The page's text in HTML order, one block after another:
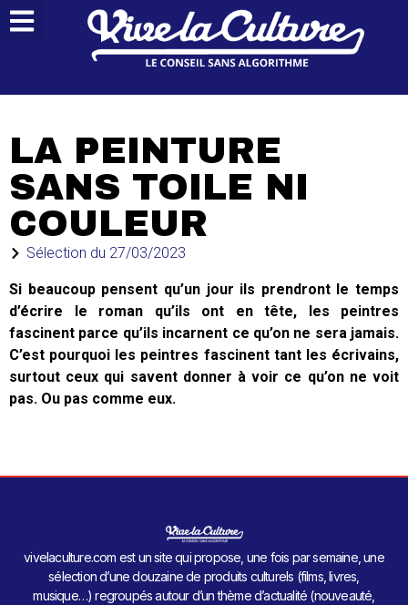
LA PEINTURE
SANS TOILE NI
COULEUR
Sélection du 27/03/2023
Si beaucoup pensent qu’un jour ils prendront le temps
d’écrire le roman qu’ils ont en tête, les peintres
fascinent parce qu’ils incarnent ce qu’on ne sera jamais.
C’est pourquoi les peintres fascinent tant les écrivains,
surtout ceux qui savent donner à voir ce qu’on ne voit
pas. Ou pas comme eux.
vivelaculture.com est un site qui propose, une fois par semaine, une
sélection d’une douzaine de produits culturels (films, livres,
musique…) regroupés autour d’un thème d’actualité (nouveauté,